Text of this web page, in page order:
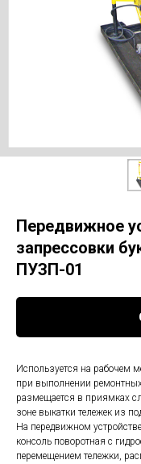
Передвижное
запрессовки
ПУЗП-01
Используется на рабочем
при выполнении
размещается в приямках
зоне выкатки тележек из
На передвижном
консоль поворотная с
перемещением тележки,